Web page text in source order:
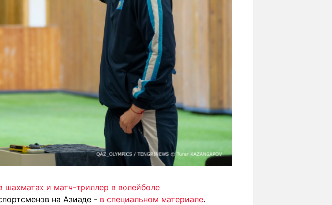
шахматах и матч-триллер в волейболе
на Азиаде - в специальном материале.